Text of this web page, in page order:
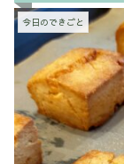
今日のできごと